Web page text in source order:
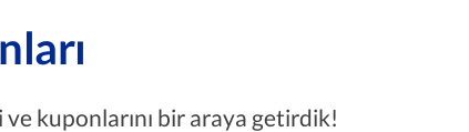
kuponlarını bir araya getirdik!